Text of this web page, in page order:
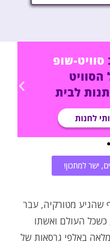
ישר למתכון!
שהגיע מטורקיה, עבר
כשכל העולם ואשתו
באלפי גרסאות של